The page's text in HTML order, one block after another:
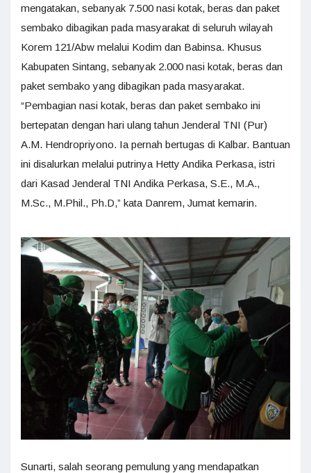
mengatakan, sebanyak 7.500 nasi kotak, beras dan paket
sembako dibagikan pada masyarakat di seluruh wilayah
Korem 121/Abw melalui Kodim dan Babinsa. Khusus
Kabupaten Sintang, sebanyak 2.000 nasi kotak, beras dan
paket sembako yang dibagikan pada masyarakat.
“Pembagian nasi kotak, beras dan paket sembako ini
bertepatan dengan hari ulang tahun Jenderal TNI (Pur)
A.M. Hendropriyono. Ia pernah bertugas di Kalbar. Bantuan
ini disalurkan melalui putrinya Hetty Andika Perkasa, istri
dari Kasad Jenderal TNI Andika Perkasa, S.E., M.A.,
M.Sc., M.Phil., Ph.D,” kata Danrem, Jumat kemarin.
Sunarti, salah seorang pemulung yang mendapatkan